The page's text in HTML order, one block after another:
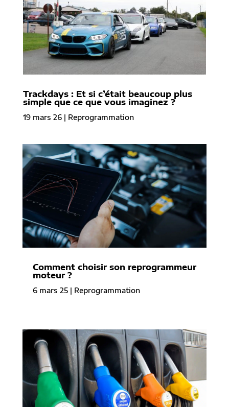
Trackdays : Et si c’était beaucoup plus
simple que ce que vous imaginez ?
19 mars 26| Reprogrammation
Comment choisir son reprogrammeur
moteur ?
6 mars 25| Reprogrammation